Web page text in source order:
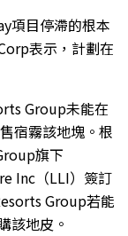
項目停滯的根本
表示，計劃在
Group未能在
宿霧該地塊。根
旗下
Inc（LLI）簽訂
Group若能
該地皮。